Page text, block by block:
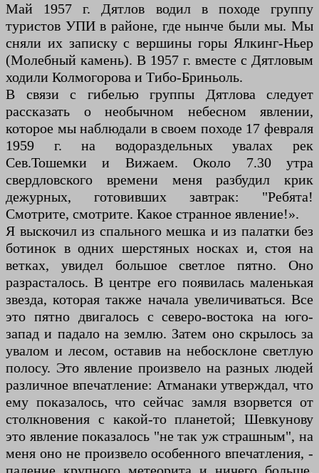
Май 1957 г. Дятлов водил в походе группу
туристов УПИ в районе, где нынче были мы. Мы
сняли их записку с вершины горы Ялкинг-Ньер
(Молебный камень). В 1957 г. вместе с Дятловым
ходили Колмогорова и Тибо-Бриньоль.
В связи с гибелью группы Дятлова следует
рассказать о необычном небесном явлении,
которое мы наблюдали в своем походе 17 февраля
1959 г. на водораздельных увалах рек
Сев.Тошемки и Вижаем. Около 7.30 утра
свердловского времени меня разбудил крик
дежурных, готовивших завтрак: "Ребята!
Смотрите, смотрите. Какое странное явление!».
Я выскочил из спального мешка и из палатки без
ботинок в одних шерстяных носках и, стоя на
ветках, увидел большое светлое пятно. Оно
разрасталось. В центре его появилась маленькая
звезда, которая также начала увеличиваться. Все
это пятно двигалось с северо-востока на юго-
запад и падало на землю. Затем оно скрылось за
увалом и лесом, оставив на небосклоне светлую
полосу. Это явление произвело на разных людей
различное впечатление: Атманаки утверждал, что
ему показалось, что сейчас замля взорвется от
столкновения с какой-то планетой; Шевкунову
это явление показалось "не так уж страшным", на
меня оно не произвело особенного впечатления, -